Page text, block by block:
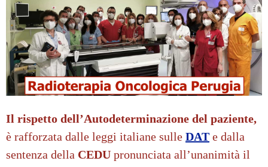
Il rispetto dell’Autodeterminazione del paziente,
è rafforzata dalle leggi italiane sulle DAT e dalla
sentenza della CEDU pronunciata all’unanimità il